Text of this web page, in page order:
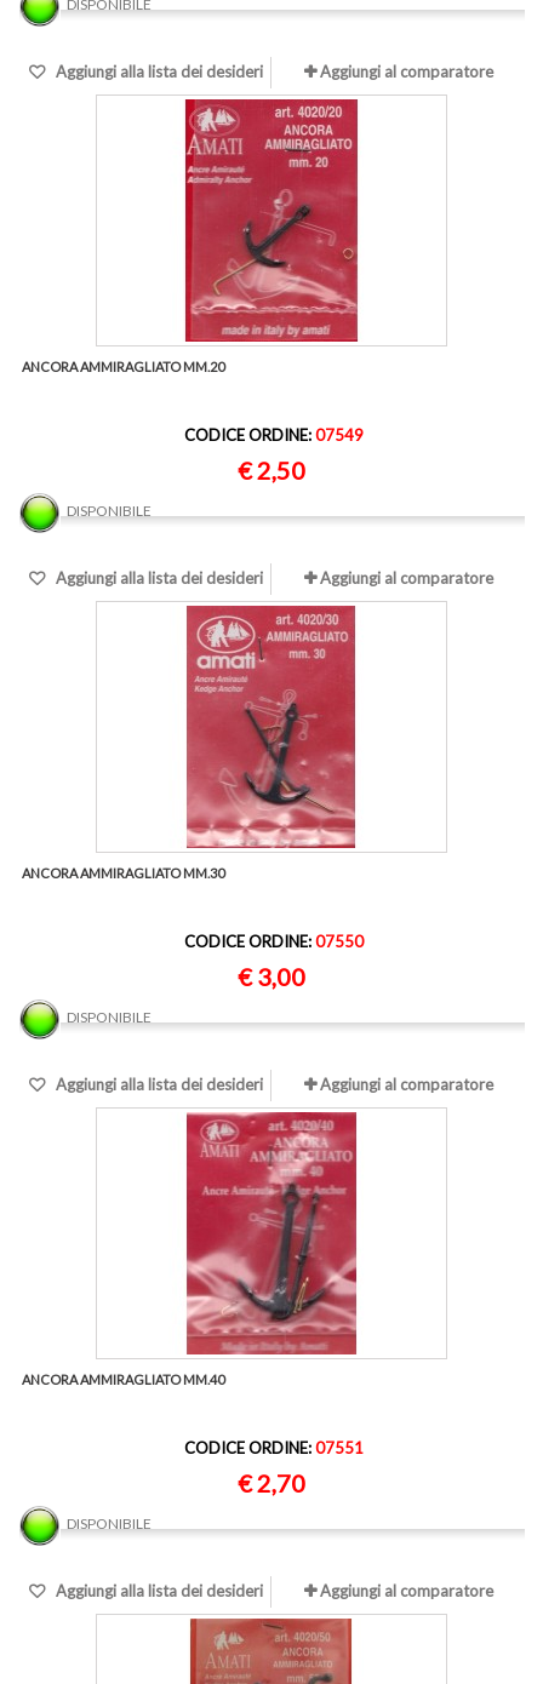
DISPONIBILE
Aggiungi alla lista dei desideri Aggiungi al comparatore
ANCORA AMMIRAGLIATO MM.20
CODICE ORDINE:07549
€ 2,50
DISPONIBILE
Aggiungi alla lista dei desideri Aggiungi al comparatore
ANCORA AMMIRAGLIATO MM.30
CODICE ORDINE:07550
€ 3,00
DISPONIBILE
Aggiungi alla lista dei desideri Aggiungi al comparatore
ANCORA AMMIRAGLIATO MM.40
CODICE ORDINE:07551
€ 2,70
DISPONIBILE
Aggiungi alla lista dei desideri Aggiungi al comparatore